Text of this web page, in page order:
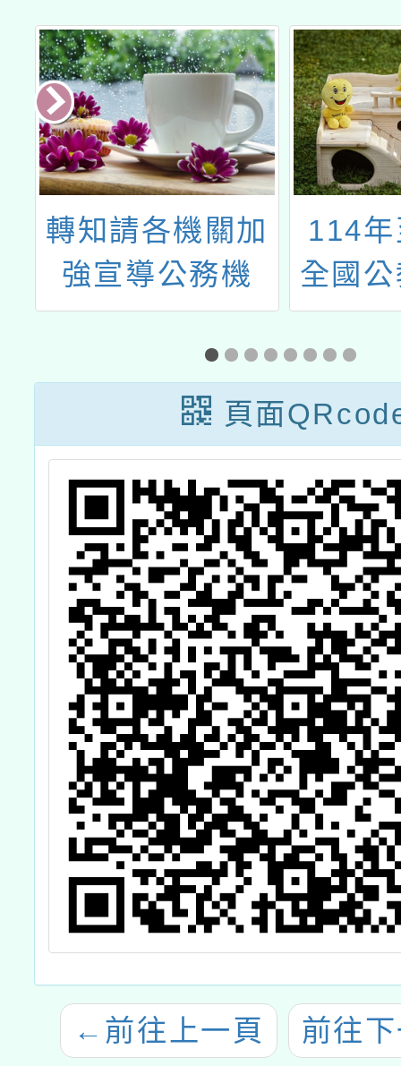
轉知請各機關加
強宣導公務機
密，落實文書保
114
全國
其親
保險
泰人
有限
簡稱
獲選
頁面
← 前往上一頁 前往